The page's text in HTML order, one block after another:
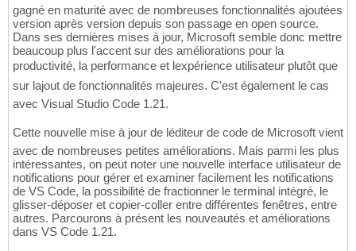
gagné en maturité avec de nombreuses fonctionnalités ajoutées
version après version depuis son passage en open source.
Dans ses dernières mises à jour, Microsoft semble donc mettre
beaucoup plus l'accent sur des améliorations pour la
productivité, la performance et lexpérience utilisateur plutôt que
sur lajout de fonctionnalités majeures. C'est également le cas
avec Visual Studio Code 1.21.
Cette nouvelle mise à jour de léditeur de code de Microsoft vient
avec de nombreuses petites améliorations. Mais parmi les plus
intéressantes, on peut noter une nouvelle interface utilisateur de
notifications pour gérer et examiner facilement les notifications
de VS Code, la possibilité de fractionner le terminal intégré, le
glisser-déposer et copier-coller entre différentes fenêtres, entre
autres. Parcourons à présent les nouveautés et améliorations
dans VS Code 1.21.